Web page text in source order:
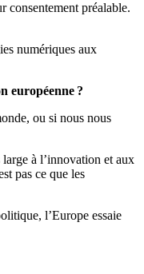
consentement préalable.
numériques aux
européenne ?
ou si nous nous
à l’innovation et aux
pas ce que les
l’Europe essaie